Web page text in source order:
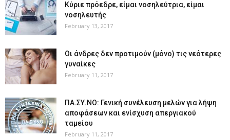
Κύριε πρόεδρε, είμαι νοσηλεύτρια, είμαι
νοσηλευτής
February 13, 2017
Οι άνδρες δεν προτιμούν (μόνο) τις νεότερες
γυναίκες
February 11, 2017
ΠΑ.ΣΥ.ΝΟ: Γενική συνέλευση μελών για λήψη
αποφάσεων και ενίσχυση απεργιακού
ταμείου
February 11, 2017